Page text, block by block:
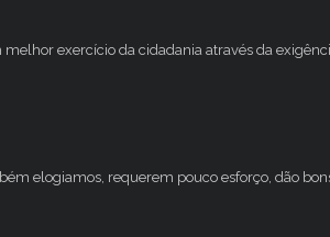
exercício da cidadania através da
elogiamos, requerem pouco esforço, dão